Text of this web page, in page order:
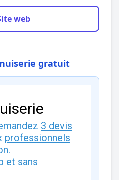
web
gratuit
3 devis
professionnels
et sans